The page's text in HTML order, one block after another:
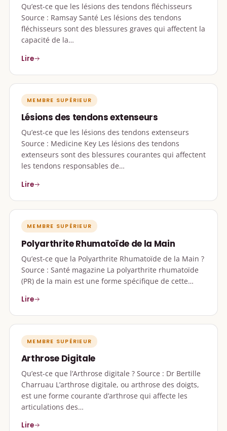
Qu’est-ce que les lésions des tendons fléchisseurs
Source : Ramsay Santé Les lésions des tendons
fléchisseurs sont des blessures graves qui affectent la
capacité de la…
Lire
MEMBRE SUPÉRIEUR
Lésions des tendons extenseurs
Qu’est-ce que les lésions des tendons extenseurs
Source : Medicine Key Les lésions des tendons
extenseurs sont des blessures courantes qui affectent
les tendons responsables de…
Lire
MEMBRE SUPÉRIEUR
Polyarthrite Rhumatoïde de la Main
Qu’est-ce que la Polyarthrite Rhumatoïde de la Main ?
Source : Santé magazine La polyarthrite rhumatoïde
(PR) de la main est une forme spécifique de cette…
Lire
MEMBRE SUPÉRIEUR
Arthrose Digitale
Qu’est-ce que l’Arthrose digitale ? Source : Dr Bertille
Charruau L’arthrose digitale, ou arthrose des doigts,
est une forme courante d’arthrose qui affecte les
articulations des…
Lire